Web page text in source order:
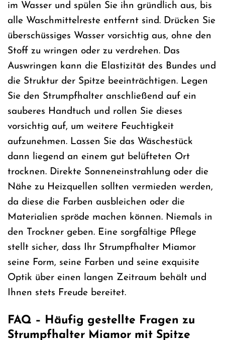
im Wasser und spülen Sie ihn gründlich aus, bis
alle Waschmittelreste entfernt sind. Drücken Sie
überschüssiges Wasser vorsichtig aus, ohne den
Stoff zu wringen oder zu verdrehen. Das
Auswringen kann die Elastizität des Bundes und
die Struktur der Spitze beeinträchtigen. Legen
Sie den Strumpfhalter anschließend auf ein
sauberes Handtuch und rollen Sie dieses
vorsichtig auf, um weitere Feuchtigkeit
aufzunehmen. Lassen Sie das Wäschestück
dann liegend an einem gut belüfteten Ort
trocknen. Direkte Sonneneinstrahlung oder die
Nähe zu Heizquellen sollten vermieden werden,
da diese die Farben ausbleichen oder die
Materialien spröde machen können. Niemals in
den Trockner geben. Eine sorgfältige Pflege
stellt sicher, dass Ihr Strumpfhalter Miamor
seine Form, seine Farben und seine exquisite
Optik über einen langen Zeitraum behält und
Ihnen stets Freude bereitet.
FAQ – Häufig gestellte Fragen zu
Strumpfhalter Miamor mit Spitze